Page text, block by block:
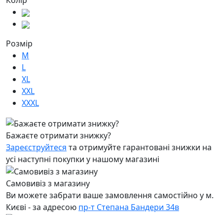
Розмір
M
L
XL
XXL
XXXL
Бажаєте отримати знижку?
Зареєструйтеся та отримуйте гарантовані знижки на
усі наступні покупки у нашому магазині
Самовивіз з магазину
Ви можете забрати ваше замовлення самостійно у м.
Києві - за адресою пр-т Степана Бандери 34в